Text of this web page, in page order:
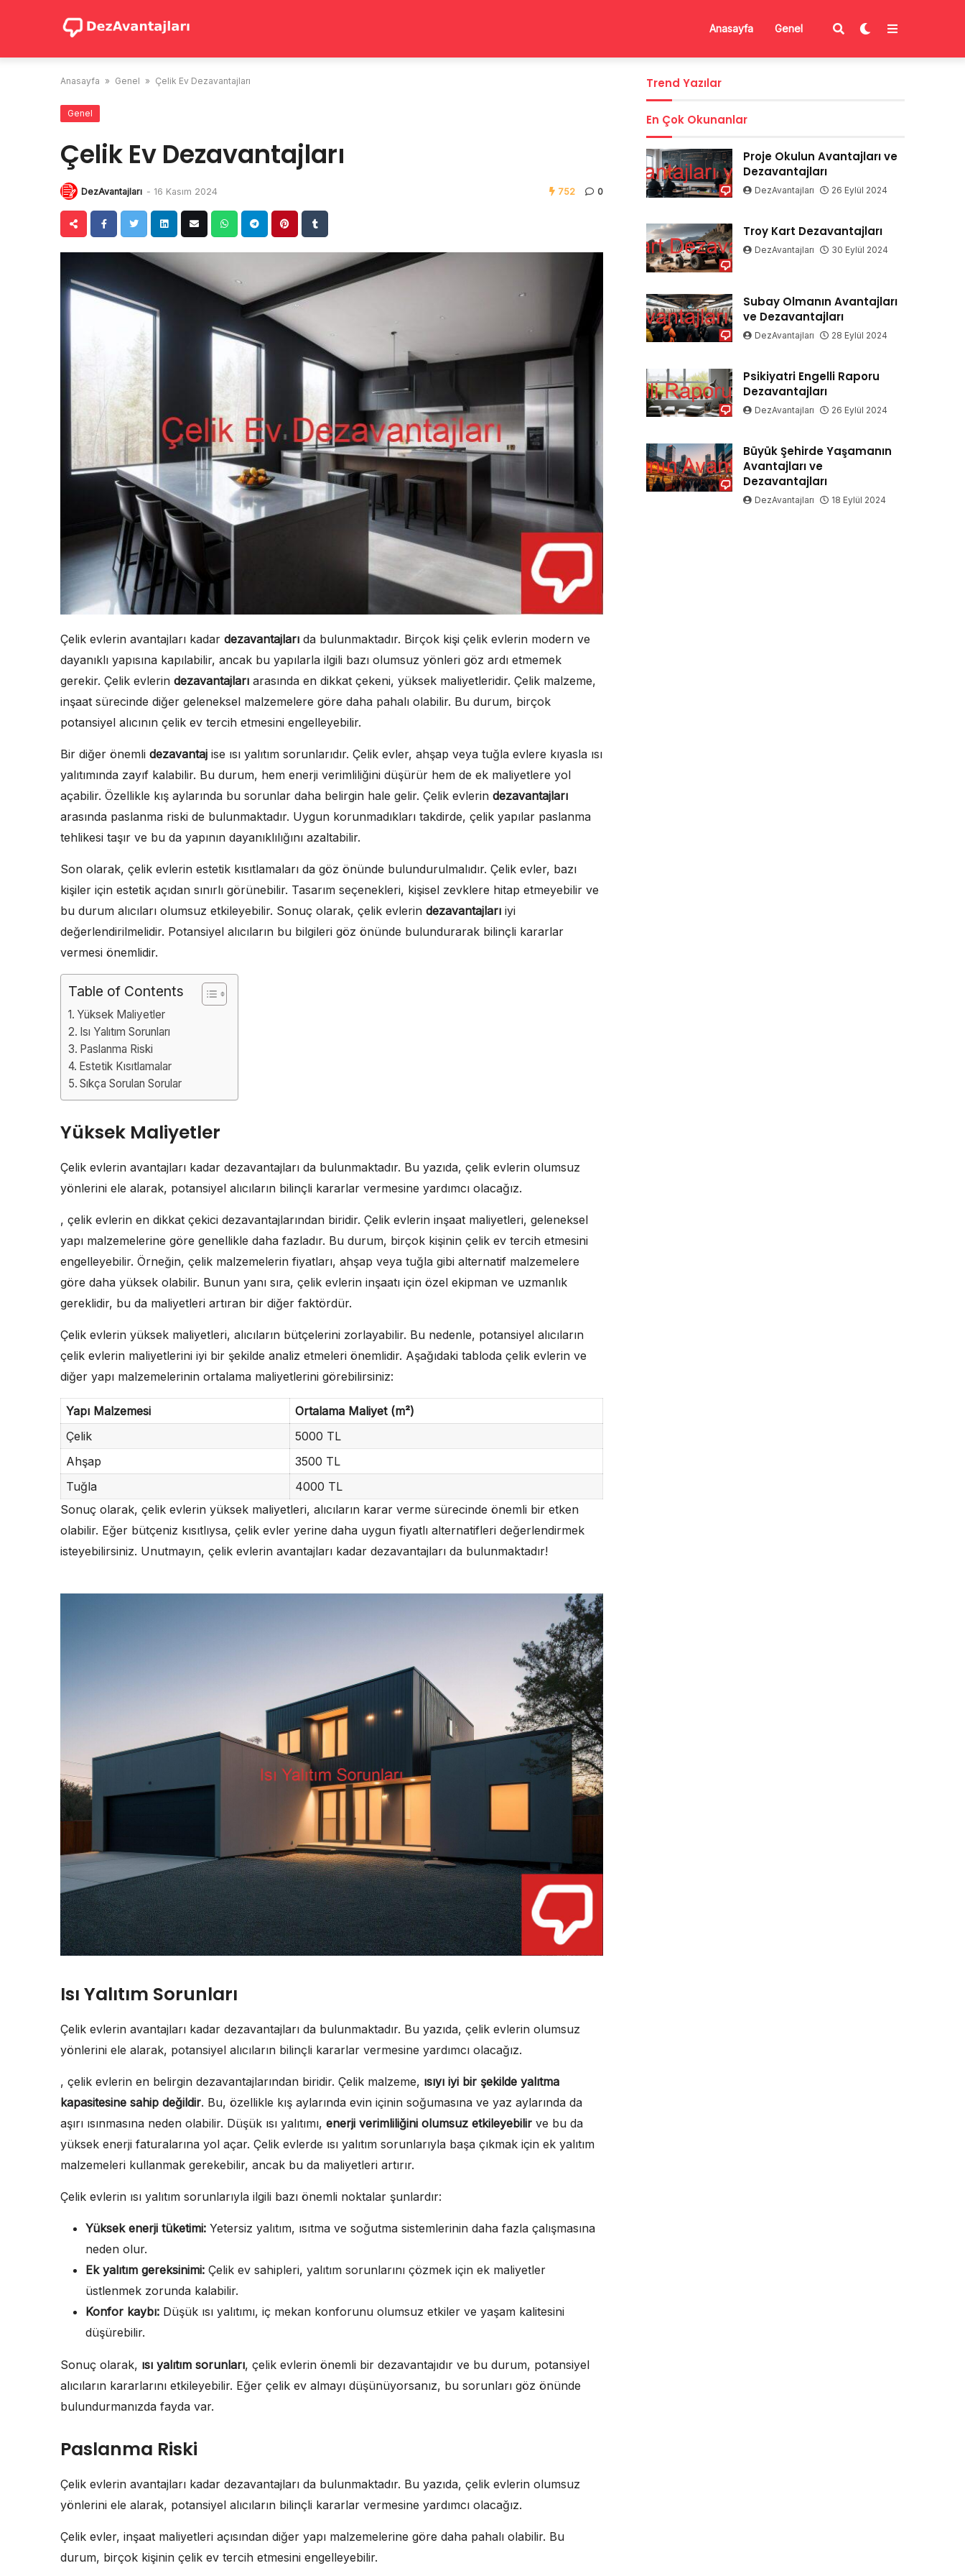
Anasayfa Genel
Anasayfa » Genel » Çelik Ev Dezavantajları
Genel
Çelik Ev Dezavantajları
DezAvantajları - 16 Kasım 2024 752 0
Çelik evlerin avantajları kadar dezavantajları da bulunmaktadır. Birçok kişi çelik evlerin modern ve
dayanıklı yapısına kapılabilir, ancak bu yapılarla ilgili bazı olumsuz yönleri göz ardı etmemek
gerekir. Çelik evlerin dezavantajları arasında en dikkat çekeni, yüksek maliyetleridir. Çelik malzeme,
inşaat sürecinde diğer geleneksel malzemelere göre daha pahalı olabilir. Bu durum, birçok
potansiyel alıcının çelik ev tercih etmesini engelleyebilir.
Bir diğer önemli dezavantaj ise ısı yalıtım sorunlarıdır. Çelik evler, ahşap veya tuğla evlere kıyasla ısı
yalıtımında zayıf kalabilir. Bu durum, hem enerji verimliliğini düşürür hem de ek maliyetlere yol
açabilir. Özellikle kış aylarında bu sorunlar daha belirgin hale gelir. Çelik evlerin dezavantajları
arasında paslanma riski de bulunmaktadır. Uygun korunmadıkları takdirde, çelik yapılar paslanma
tehlikesi taşır ve bu da yapının dayanıklılığını azaltabilir.
Son olarak, çelik evlerin estetik kısıtlamaları da göz önünde bulundurulmalıdır. Çelik evler, bazı
kişiler için estetik açıdan sınırlı görünebilir. Tasarım seçenekleri, kişisel zevklere hitap etmeyebilir ve
bu durum alıcıları olumsuz etkileyebilir. Sonuç olarak, çelik evlerin dezavantajları iyi
değerlendirilmelidir. Potansiyel alıcıların bu bilgileri göz önünde bulundurarak bilinçli kararlar
vermesi önemlidir.
Table of Contents
Yüksek Maliyetler
Isı Yalıtım Sorunları
Paslanma Riski
Estetik Kısıtlamalar
Sıkça Sorulan Sorular
Yüksek Maliyetler
Çelik evlerin avantajları kadar dezavantajları da bulunmaktadır. Bu yazıda, çelik evlerin olumsuz
yönlerini ele alarak, potansiyel alıcıların bilinçli kararlar vermesine yardımcı olacağız.
, çelik evlerin en dikkat çekici dezavantajlarından biridir. Çelik evlerin inşaat maliyetleri, geleneksel
yapı malzemelerine göre genellikle daha fazladır. Bu durum, birçok kişinin çelik ev tercih etmesini
engelleyebilir. Örneğin, çelik malzemelerin fiyatları, ahşap veya tuğla gibi alternatif malzemelere
göre daha yüksek olabilir. Bunun yanı sıra, çelik evlerin inşaatı için özel ekipman ve uzmanlık
gereklidir, bu da maliyetleri artıran bir diğer faktördür.
Çelik evlerin yüksek maliyetleri, alıcıların bütçelerini zorlayabilir. Bu nedenle, potansiyel alıcıların
çelik evlerin maliyetlerini iyi bir şekilde analiz etmeleri önemlidir. Aşağıdaki tabloda çelik evlerin ve
diğer yapı malzemelerinin ortalama maliyetlerini görebilirsiniz:
Yapı Malzemesi
Ortalama Maliyet (m²)
Çelik
5000 TL
Ahşap
3500 TL
Tuğla
4000 TL
Sonuç olarak, çelik evlerin yüksek maliyetleri, alıcıların karar verme sürecinde önemli bir etken
olabilir. Eğer bütçeniz kısıtlıysa, çelik evler yerine daha uygun fiyatlı alternatifleri değerlendirmek
isteyebilirsiniz. Unutmayın, çelik evlerin avantajları kadar dezavantajları da bulunmaktadır!
Isı Yalıtım Sorunları
Çelik evlerin avantajları kadar dezavantajları da bulunmaktadır. Bu yazıda, çelik evlerin olumsuz
yönlerini ele alarak, potansiyel alıcıların bilinçli kararlar vermesine yardımcı olacağız.
, çelik evlerin en belirgin dezavantajlarından biridir. Çelik malzeme, ısıyı iyi bir şekilde yalıtma
kapasitesine sahip değildir. Bu, özellikle kış aylarında evin içinin soğumasına ve yaz aylarında da
aşırı ısınmasına neden olabilir. Düşük ısı yalıtımı, enerji verimliliğini olumsuz etkileyebilir ve bu da
yüksek enerji faturalarına yol açar. Çelik evlerde ısı yalıtım sorunlarıyla başa çıkmak için ek yalıtım
malzemeleri kullanmak gerekebilir, ancak bu da maliyetleri artırır.
Çelik evlerin ısı yalıtım sorunlarıyla ilgili bazı önemli noktalar şunlardır:
Yüksek enerji tüketimi: Yetersiz yalıtım, ısıtma ve soğutma sistemlerinin daha fazla çalışmasına
neden olur.
Ek yalıtım gereksinimi: Çelik ev sahipleri, yalıtım sorunlarını çözmek için ek maliyetler
üstlenmek zorunda kalabilir.
Konfor kaybı: Düşük ısı yalıtımı, iç mekan konforunu olumsuz etkiler ve yaşam kalitesini
düşürebilir.
Sonuç olarak, ısı yalıtım sorunları, çelik evlerin önemli bir dezavantajıdır ve bu durum, potansiyel
alıcıların kararlarını etkileyebilir. Eğer çelik ev almayı düşünüyorsanız, bu sorunları göz önünde
bulundurmanızda fayda var.
Paslanma Riski
Çelik evlerin avantajları kadar dezavantajları da bulunmaktadır. Bu yazıda, çelik evlerin olumsuz
yönlerini ele alarak, potansiyel alıcıların bilinçli kararlar vermesine yardımcı olacağız.
Çelik evler, inşaat maliyetleri açısından diğer yapı malzemelerine göre daha pahalı olabilir. Bu
durum, birçok kişinin çelik ev tercih etmesini engelleyebilir.
Trend Yazılar
En Çok Okunanlar
Proje Okulun Avantajları ve
Dezavantajları
DezAvantajları 26 Eylül 2024
Troy Kart Dezavantajları
DezAvantajları 30 Eylül 2024
Subay Olmanın Avantajları
ve Dezavantajları
DezAvantajları 28 Eylül 2024
Psikiyatri Engelli Raporu
Dezavantajları
DezAvantajları 26 Eylül 2024
Büyük Şehirde Yaşamanın
Avantajları ve
Dezavantajları
DezAvantajları 18 Eylül 2024